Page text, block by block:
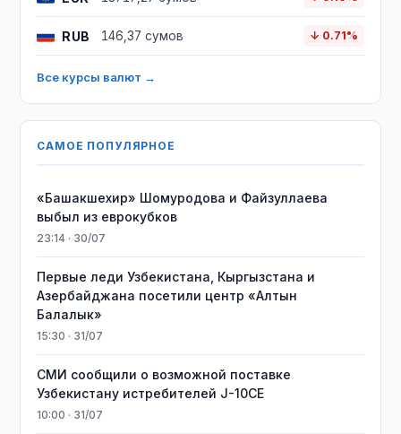
RUB 146,37 сумов ↓ 0.71%
Все курсы валют →
САМОЕ ПОПУЛЯРНОЕ
«Башакшехир» Шомуродова и Файзуллаева
выбыл из еврокубков
23:14 · 30/07
Первые леди Узбекистана, Кыргызстана и
Азербайджана посетили центр «Алтын
Балалык»
15:30 · 31/07
СМИ сообщили о возможной поставке
Узбекистану истребителей J-10CE
10:00 · 31/07